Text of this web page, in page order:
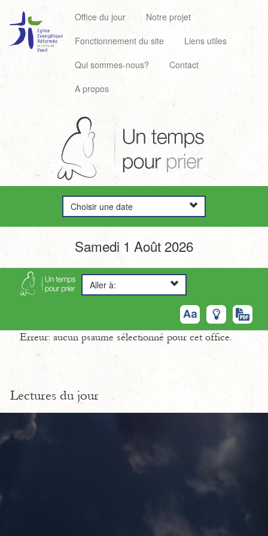
Office du jour
Notre projet
Fonctionnement du site
Liens utiles
Qui sommes-nous?
Contact
A propos
Choisir une date
Samedi 1 Août 2026
Aller à:
Erreur: aucun psaume sélectionné pour cet office.
Lectures du jour